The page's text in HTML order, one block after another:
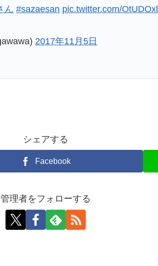
ん #sazaesan pic.twitter.com/
2017年11月5日
シェアする
Facebook
管理者をフォローする